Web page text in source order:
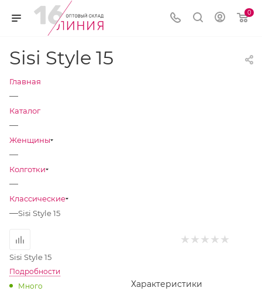
0
Sisi Style 15
Главная
—
Каталог
—
Женщины
—
Колготки
—
Классические
—Sisi Style 15
Sisi Style 15
Подробности
Много
Характеристики